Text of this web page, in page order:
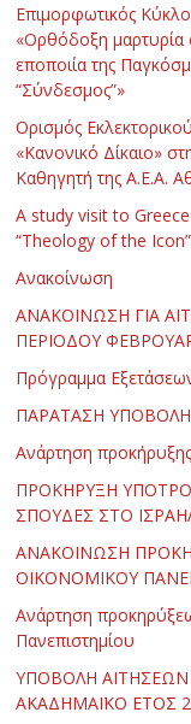
Επιμορφωτικός
«Ορθόδοξη μαρτυρία
εποποιία της
“Σύνδεσμος”»
Ορισμός
«Κανονικό Δίκαιο»
Καθηγητή της Α.Ε.Α.
Α study visit to
“Theology of the Icon”
Ανακοίνωση
ΑΝΑΚΟΙΝΩΣΗ ΓΙΑ
ΠΕΡΙΟΔΟΥ
Πρόγραμμα
ΠΑΡΑΤΑΣΗ
Ανάρτηση
ΠΡΟΚΗΡΥΞΗ
ΣΠΟΥΔΕΣ ΣΤΟ
ΑΝΑΚΟΙΝΩΣΗ
ΟΙΚΟΝΟΜΙΚΟΥ
Ανάρτηση
Πανεπιστημίου
ΥΠΟΒΟΛΗ ΑΙΤΗΣΕΩΝ
ΑΚΑΔΗΜΑΪΚΟ ΕΤΟΣ